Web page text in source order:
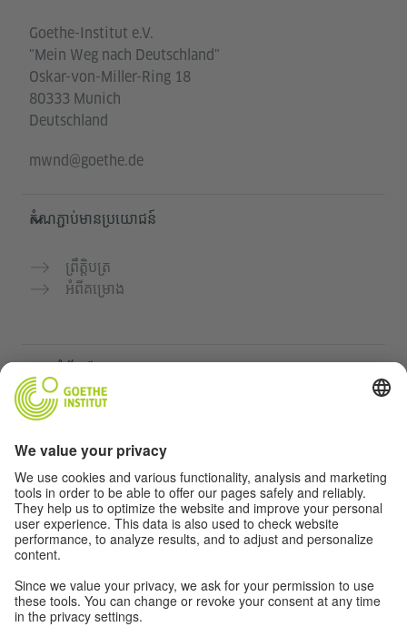
Goethe-Institut e.V.
"Mein Weg nach Deutschland"
Oskar-von-Miller-Ring 18
80333 Munich
Deutschland
mwnd@goethe.de
តំណភ្ជាប់មានប្រយោជន៍
ព្រឹត្តិបត្រ
អំពីគម្រោង
វគ្គសិក្សាភាសាអាល្លឺម៉ង់របស់ Goethe-Institut
បណ្តាញសម្រាប់គ្រូបង្រៀន "Deutschstunde"
ភាពឯកជន និងការចូលដំណើរការដោយគ្មានឧបសគ្គ
ការកំណត់ភាពឯកជន